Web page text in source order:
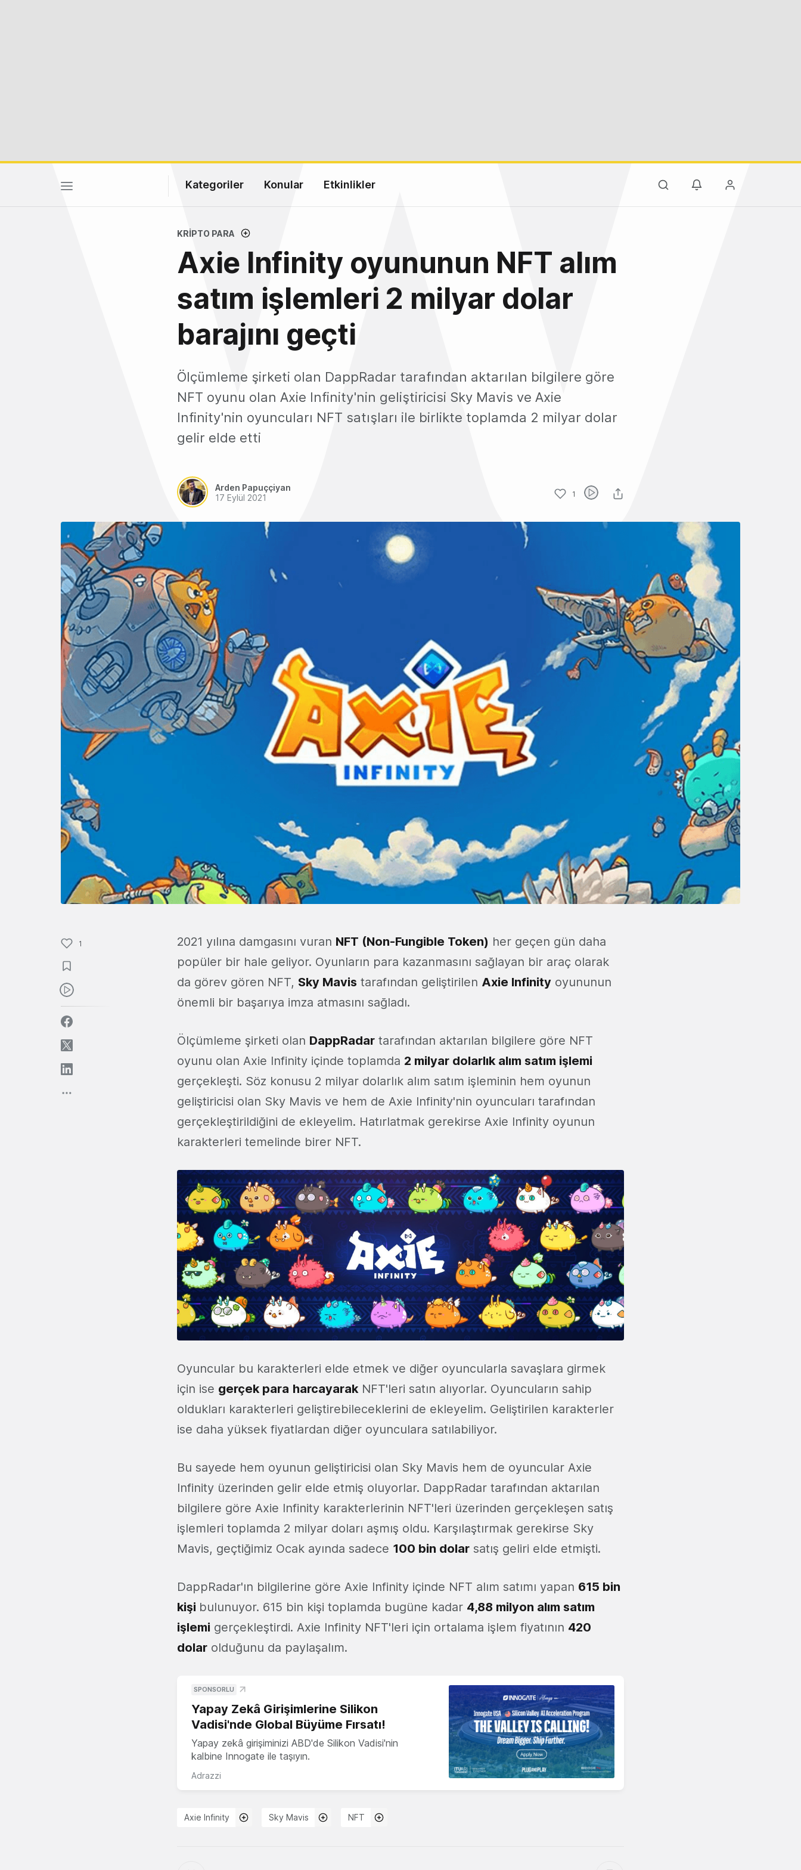
Kategoriler Konular Etkinlikler
KRIPTO PARA
Axie Infinity oyununun NFT alım
satım işlemleri 2 milyar dolar
barajını geçti
Ölçümleme şirketi olan DappRadar tarafından aktarılan bilgilere göre
NFT oyunu olan Axie Infinity'nin geliştiricisi Sky Mavis ve Axie
Infinity'nin oyuncuları NFT satışları ile birlikte toplamda 2 milyar dolar
gelir elde etti
Arden Papuççiyan
17 Eylül 2021
1
1 2021 yılına damgasını vuran NFT (Non-Fungible Token) her geçen gün daha
popüler bir hale geliyor. Oyunların para kazanmasını sağlayan bir araç olarak
da görev gören NFT, Sky Mavis tarafından geliştirilen Axie Infinity oyununun
önemli bir başarıya imza atmasını sağladı.
Ölçümleme şirketi olan DappRadar tarafından aktarılan bilgilere göre NFT
oyunu olan Axie Infinity içinde toplamda 2 milyar dolarlık alım satım işlemi
gerçekleşti. Söz konusu 2 milyar dolarlık alım satım işleminin hem oyunun
geliştiricisi olan Sky Mavis ve hem de Axie Infinity'nin oyuncuları tarafından
gerçekleştirildiğini de ekleyelim. Hatırlatmak gerekirse Axie Infinity oyunun
karakterleri temelinde birer NFT.
Oyuncular bu karakterleri elde etmek ve diğer oyuncularla savaşlara girmek
için ise gerçek para harcayarak NFT'leri satın alıyorlar. Oyuncuların sahip
oldukları karakterleri geliştirebileceklerini de ekleyelim. Geliştirilen karakterler
ise daha yüksek fiyatlardan diğer oyunculara satılabiliyor.
Bu sayede hem oyunun geliştiricisi olan Sky Mavis hem de oyuncular Axie
Infinity üzerinden gelir elde etmiş oluyorlar. DappRadar tarafından aktarılan
bilgilere göre Axie Infinity karakterlerinin NFT'leri üzerinden gerçekleşen satış
işlemleri toplamda 2 milyar doları aşmış oldu. Karşılaştırmak gerekirse Sky
Mavis, geçtiğimiz Ocak ayında sadece 100 bin dolar satış geliri elde etmişti.
DappRadar'ın bilgilerine göre Axie Infinity içinde NFT alım satımı yapan 615 bin
kişi bulunuyor. 615 bin kişi toplamda bugüne kadar 4,88 milyon alım satım
işlemi gerçekleştirdi. Axie Infinity NFT'leri için ortalama işlem fiyatının 420
dolar olduğunu da paylaşalım.
SPONSORLU
Yapay Zekâ Girişimlerine Silikon
Vadisi'nde Global Büyüme Fırsatı!
Yapay zekâ girişiminizi ABD'de Silikon Vadisi'nin
kalbine Innogate ile taşıyın.
Adrazzi
Axie Infinity Sky Mavis NFT